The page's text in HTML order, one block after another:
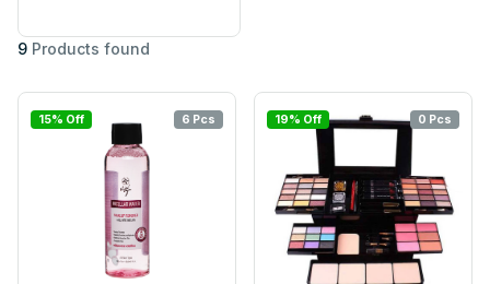
9 Products found
15% Off 6 Pcs 19% Off 0 Pcs